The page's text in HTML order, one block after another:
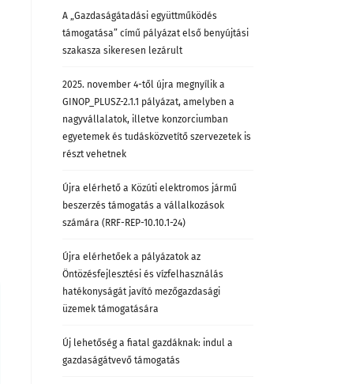
A „Gazdaságátadási együttműködés
támogatása” című pályázat első benyújtási
szakasza sikeresen lezárult
2025. november 4-től újra megnyílik a
GINOP_PLUSZ-2.1.1 pályázat, amelyben a
nagyvállalatok, illetve konzorciumban
egyetemek és tudásközvetítő szervezetek is
részt vehetnek
Újra elérhető a Közúti elektromos jármű
beszerzés támogatás a vállalkozások
számára (RRF-REP-10.10.1-24)
Újra elérhetőek a pályázatok az
Öntözésfejlesztési és vízfelhasználás
hatékonyságát javító mezőgazdasági
üzemek támogatására
Új lehetőség a fiatal gazdáknak: indul a
gazdaságátvevő támogatás